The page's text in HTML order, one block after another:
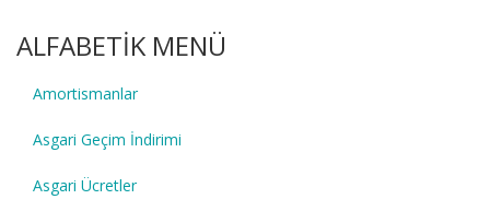
ALFABETİK MENÜ
Amortismanlar
Asgari Geçim İndirimi
Asgari Ücretler